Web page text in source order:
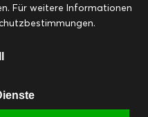
Ostern Resteküche
Startseite
& Suppen
Für weitere Informationen